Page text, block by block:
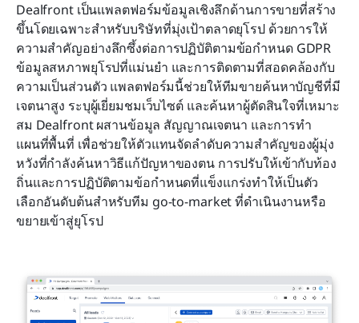
Dealfront เป็นแพลตฟอร์มข้อมูลเชิงลึกด้านการขายที่สร้าง
ขึ้นโดยเฉพาะสำหรับบริษัทที่มุ่งเป้าตลาดยุโรป ด้วยการให้
ความสำคัญอย่างลึกซึ้งต่อการปฏิบัติตามข้อกำหนด GDPR
ข้อมูลสหภาพยุโรปที่แม่นยำ และการติดตามที่สอดคล้องกับ
ความเป็นส่วนตัว แพลตฟอร์มนี้ช่วยให้ทีมขายค้นหาบัญชีที่มี
เจตนาสูง ระบุผู้เยี่ยมชมเว็บไซต์ และค้นหาผู้ตัดสินใจที่เหมาะ
สม Dealfront ผสานข้อมูล สัญญาณเจตนา และการทำ
แผนที่พื้นที่ เพื่อช่วยให้ตัวแทนจัดลำดับความสำคัญของผู้มุ่ง
หวังที่กำลังค้นหาวิธีแก้ปัญหาของตน การปรับให้เข้ากับท้อง
ถิ่นและการปฏิบัติตามข้อกำหนดที่แข็งแกร่งทำให้เป็นตัว
เลือกอันดับต้นสำหรับทีม go-to-market ที่ดำเนินงานหรือ
ขยายเข้าสู่ยุโรป